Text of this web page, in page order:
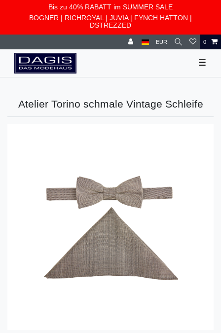
Bis zu 40% RABATT im SUMMER SALE
BOGNER | RICHROYAL | JUVIA| FYNCH HATTON |
DSTREZZED
EUR 0
☰
Atelier Torino schmale Vintage Schleife